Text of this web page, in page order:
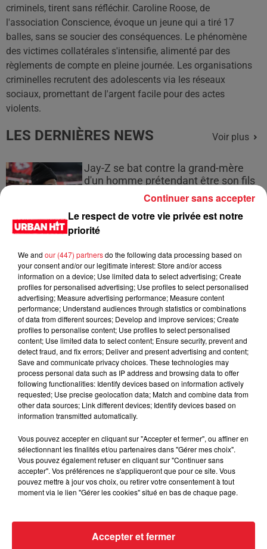
criminels, tirent sans réfléchir. Caroline Roose, de
l'association Conscience, évoque un jeune qui a tiré 17
balles, sans se soucier des conséquences. Le phénomène
des victimes collatérales s'intensifie, alimenté par des
règlements de compte en pleine journée. Les organisations
criminelles recrutent des adolescents via les réseaux
sociaux, promettant de l'argent facile pour des actes
violents.
LES DERNIÈRES NEWS Voir plus
Jay-Z se bat contre la grand-mère
d'un homme prétendant être son fils
masculine dans sa bataille...
Des vitres tombent de la tour
Montparnasse : des désaccords
entre...
Incendies en Gironde : encore
plusieurs semaines avant
Bouches-du-Rhône : les ossements
de deux militaires disparus...
Le respect de votre vie privée est notre
priorité
We and our (447) partnersdo the following data processing based on
your consent and/or our legitimate interest: Store and/or access
information on a device; Use limited data to select advertising; Create
profiles for personalised advertising; Use profiles to select personalised
advertising; Measure advertising performance; Measure content
performance; Understand audiences through statistics or combinations
of data from different sources; Develop and improve services; Create
profiles to personalise content; Use profiles to select personalised
content; Use limited data to select content; Ensure security, prevent and
detect fraud, and fix errors; Deliver and present advertising and content;
Save and communicate privacy choices. These technologies may
process personal data such as IP address and browsing data to offer
following functionalities: Identify devices based on information actively
requested; Use precise geolocation data; Match and combine data from
other data sources; Link different devices; Identify devices based on
information transmitted automatically.
Vous pouvez accepter en cliquant sur "Accepter et fermer", ou affiner en
sélectionnant les finalités et/ou partenaires dans "Gérer mes choix".
Vous pouvez également refuser en cliquant sur "Continuer sans
accepter". Vos préférences ne s'appliqueront que pour ce site. Vous
pouvez mettre à jour vos choix, ou retirer votre consentement à tout
moment via le lien "Gérer les cookies" situé en bas de chaque page.
Accepter et fermer
Continuer sans accepter